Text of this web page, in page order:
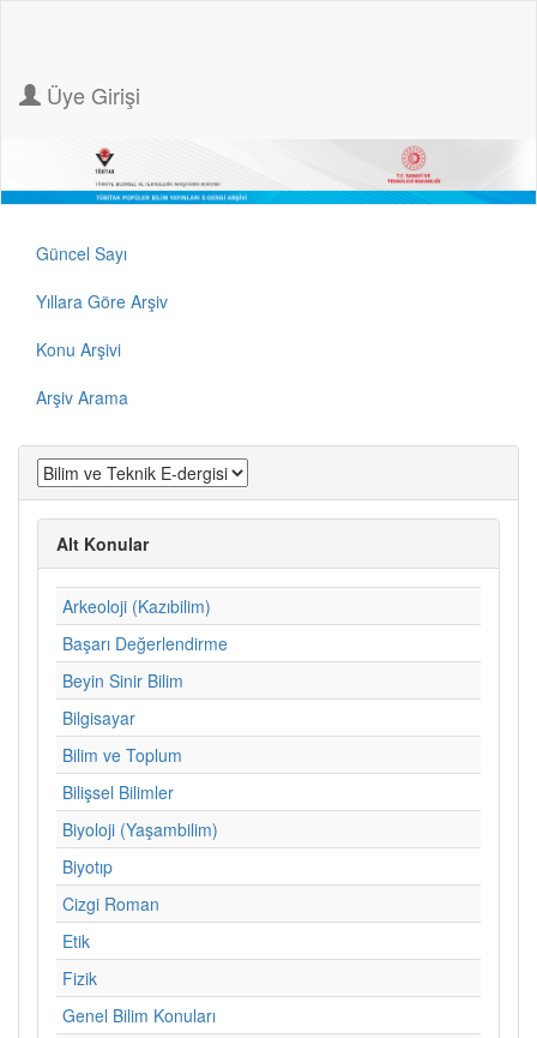
Üye Girişi
Güncel Sayı
Yıllara Göre Arşiv
Konu Arşivi
Arşiv Arama
Alt Konular
Arkeoloji (Kazıbilim)
Başarı Değerlendirme
Beyin Sinir Bilim
Bilgisayar
Bilim ve Toplum
Bilişsel Bilimler
Biyoloji (Yaşambilim)
Biyotıp
Cizgi Roman
Etik
Fizik
Genel Bilim Konuları